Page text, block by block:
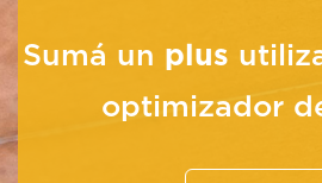
Sumá un plus
optimizador